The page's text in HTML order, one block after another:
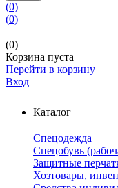
(0)
(0)
(0)
Корзина пуста
Перейти в корзину
Вход
Каталог
Спецодежда
Спецобувь
Защитные
Хозтовары,